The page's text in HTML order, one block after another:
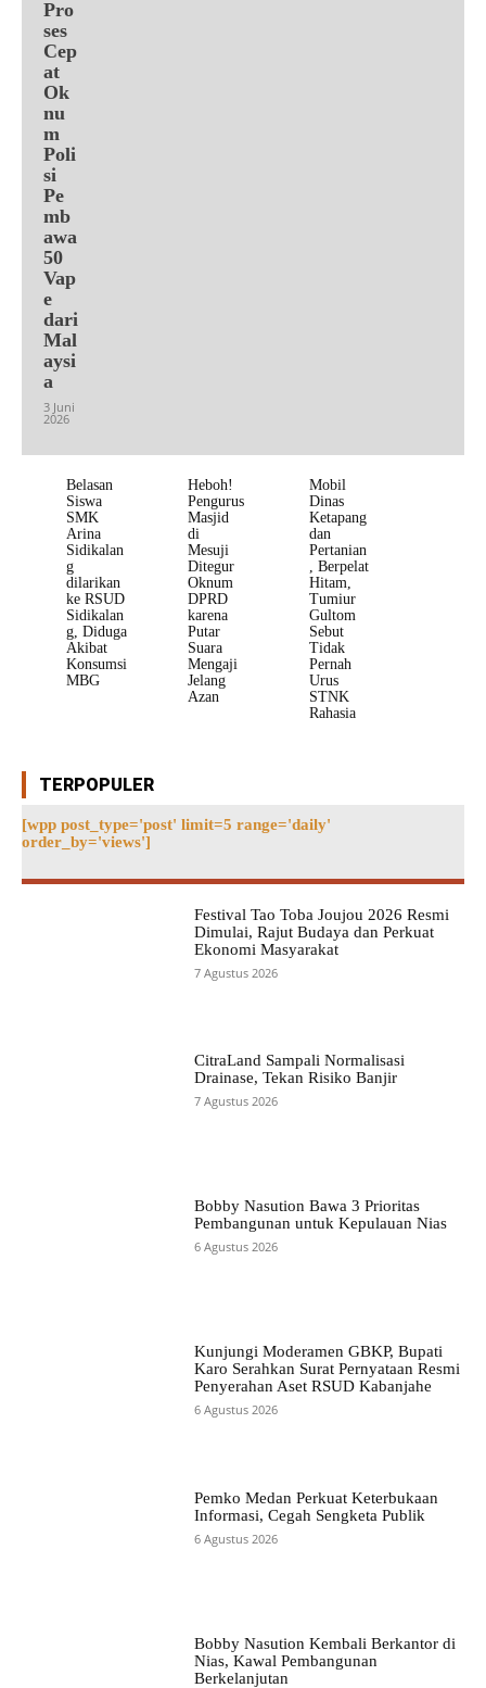
Pro
ses
Cep
at
Ok
nu
m
Poli
si
Pe
mb
awa
50
Vap
e
dari
Mal
aysi
a
3 Juni
2026
Belasan
Siswa
SMK
Arina
Sidikalan
g
dilarikan
ke RSUD
Sidikalan
g, Diduga
Akibat
Konsumsi
MBG
Heboh!
Pengurus
Masjid
di
Mesuji
Ditegur
Oknum
DPRD
karena
Putar
Suara
Mengaji
Jelang
Azan
Mobil
Dinas
Ketapang
dan
Pertanian
, Berpelat
Hitam,
Tumiur
Gultom
Sebut
Tidak
Pernah
Urus
STNK
Rahasia
TERPOPULER
[wpp post_type='post' limit=5 range='daily'
order_by='views']
Festival Tao Toba Joujou 2026 Resmi
Dimulai, Rajut Budaya dan Perkuat
Ekonomi Masyarakat
7 Agustus 2026
CitraLand Sampali Normalisasi
Drainase, Tekan Risiko Banjir
7 Agustus 2026
Bobby Nasution Bawa 3 Prioritas
Pembangunan untuk Kepulauan Nias
6 Agustus 2026
Kunjungi Moderamen GBKP, Bupati
Karo Serahkan Surat Pernyataan Resmi
Penyerahan Aset RSUD Kabanjahe
6 Agustus 2026
Pemko Medan Perkuat Keterbukaan
Informasi, Cegah Sengketa Publik
6 Agustus 2026
Bobby Nasution Kembali Berkantor di
Nias, Kawal Pembangunan
Berkelanjutan